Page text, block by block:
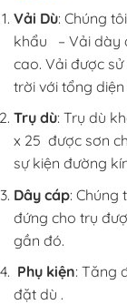
Vải Dù: Chúng
khẩu – Vải dày
cao. Vải được
trời với tổng
Trụ dù: Trụ dù
x 25 được sơn
sự kiện đường
Dây cáp: Chúng
đứng cho trụ
gần đó.
Phụ kiện: Tăng
đặt dù .